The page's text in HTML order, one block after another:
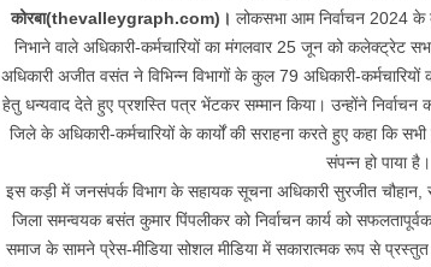
कोरबा(thevalleygraph.com)। लोकसभा आम निर्वाचन 2024 के
निभाने वाले अधिकारी-कर्मचारियों का मंगलवार 25 जून को कलेक्ट्रेट
अधिकारी अजीत वसंत ने विभिन्न विभागों के कुल 79 अधिकारी-कर्मचारियों
हेतु धन्यवाद देते हुए प्रशस्ति पत्र भेंटकर सम्मान किया। उन्होंने
जिले के अधिकारी-कर्मचारियों के कार्यों की सराहना करते हुए कहा कि
संपन्न हो पाया है।
इस कड़ी में जनसंपर्क विभाग के सहायक सूचना अधिकारी सुरजीत
जिला समन्वयक बसंत कुमार पिंपलीकर को निर्वाचन कार्य को
समाज के सामने प्रेस-मीडिया सोशल मीडिया में सकारात्मक रूप से